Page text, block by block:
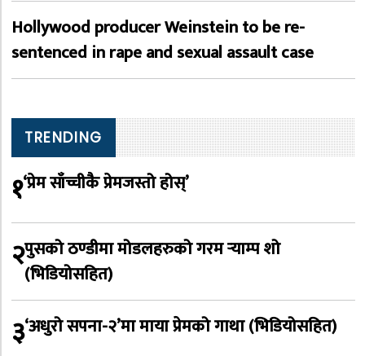
Hollywood producer Weinstein to be re-
sentenced in rape and sexual assault case
TRENDING
१‘प्रेम साँच्चीकै प्रेमजस्तो होस्’
२पुसको ठण्डीमा मोडलहरुको गरम र्‍याम्प शो
(भिडियोसहित)
३‘अधुरो सपना-२’मा माया प्रेमको गाथा (भिडियोसहित)